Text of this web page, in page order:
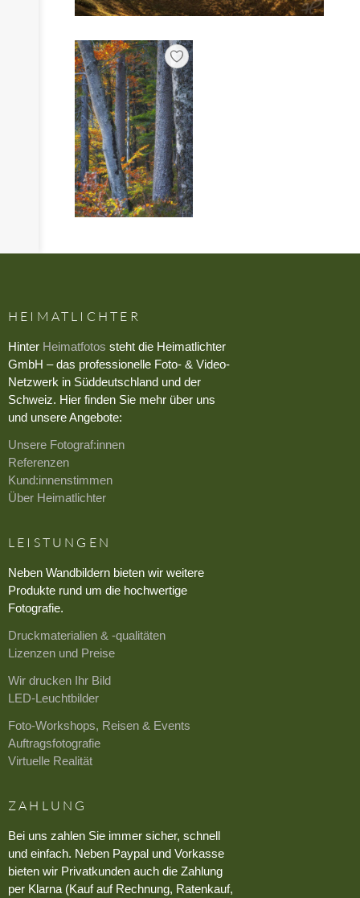
HEIMATLICHTER
Hinter Heimatfotos steht die Heimatlichter
GmbH – das professionelle Foto- & Video-
Netzwerk in Süddeutschland und der
Schweiz. Hier finden Sie mehr über uns
und unsere Angebote:
Unsere Fotograf:innen
Referenzen
Kund:innenstimmen
Über Heimatlichter
LEISTUNGEN
Neben Wandbildern bieten wir weitere
Produkte rund um die hochwertige
Fotografie.
Druckmaterialien & -qualitäten
Lizenzen und Preise
Wir drucken Ihr Bild
LED-Leuchtbilder
Foto-Workshops, Reisen & Events
Auftragsfotografie
Virtuelle Realität
ZAHLUNG
Bei uns zahlen Sie immer sicher, schnell
und einfach. Neben Paypal und Vorkasse
bieten wir Privatkunden auch die Zahlung
per Klarna (Kauf auf Rechnung, Ratenkauf,